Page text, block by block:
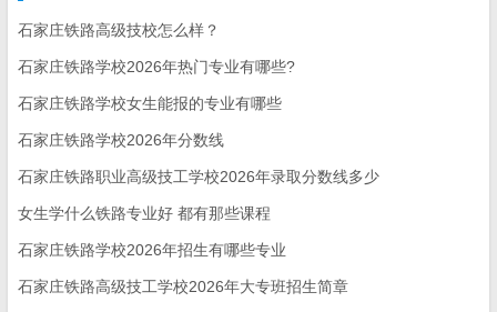
石家庄铁路高级技校怎么样？
石家庄铁路学校2026年热门专业有哪些?
石家庄铁路学校女生能报的专业有哪些
石家庄铁路学校2026年分数线
石家庄铁路职业高级技工学校2026年录取分数线多少
女生学什么铁路专业好 都有那些课程
石家庄铁路学校2026年招生有哪些专业
石家庄铁路高级技工学校2026年大专班招生简章